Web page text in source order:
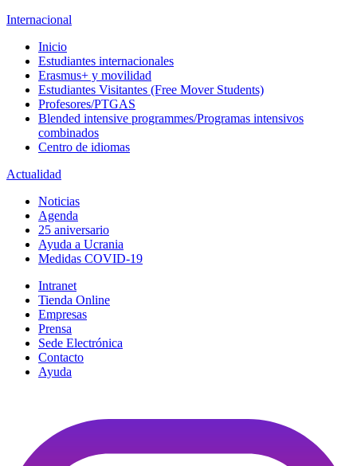
Internacional
Inicio
Estudiantes internacionales
Erasmus+ y movilidad
Estudiantes Visitantes (Free Mover Students)
Profesores/PTGAS
Blended intensive programmes/Programas intensivos
combinados
Centro de idiomas
Actualidad
Noticias
Agenda
25 aniversario
Ayuda a Ucrania
Medidas COVID-19
Intranet
Tienda Online
Empresas
Prensa
Sede Electrónica
Contacto
Ayuda